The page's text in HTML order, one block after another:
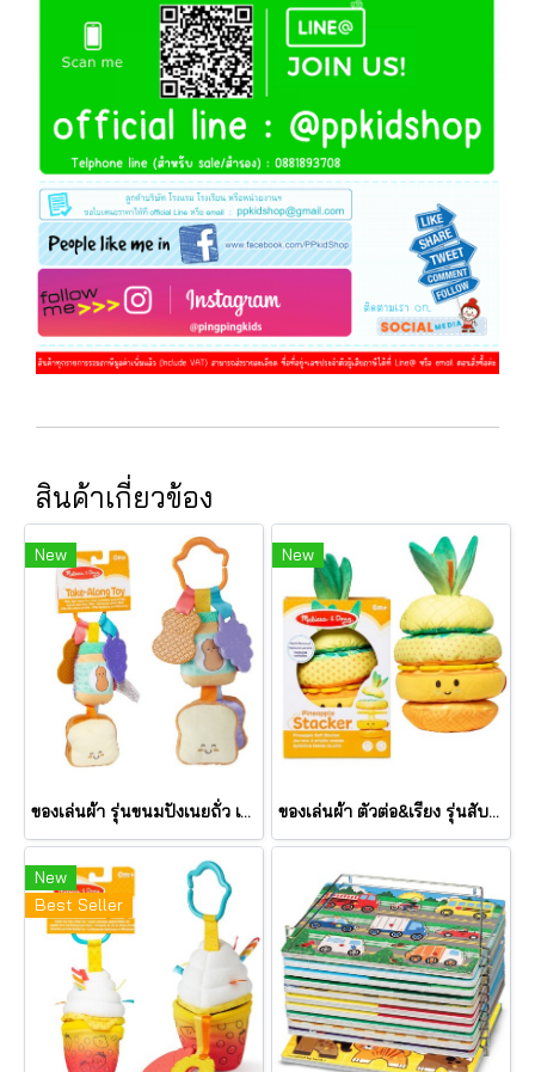
สินค้าเกี่ยวข้อง
New
ของเล่นผ้า รุ่นขนมปังเนยถั่ว เขย่ามีเสียง PB&J Take Along Toy รุ่น 30742 ยี่ห้อ Melissa & Doug
New
ของเล่นผ้า ตัวต่อ&เรียง รุ่นสับปะรด เขย่ามีเสียง Pineapple Stacker รุ่น 30743 ยี่ห้อ Melissa & Doug
New
Best Seller